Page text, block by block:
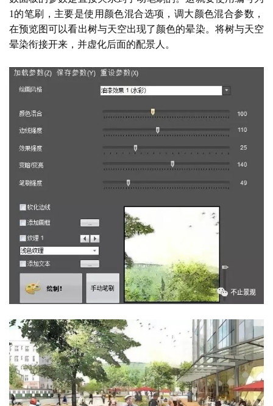
1的笔刷，主要是使用颜色混合选项，调大颜色混合参数，
在预览图可以看出树与天空出现了颜色的晕染。将树与天空
晕染衔接开来，并虚化后面的配景人。